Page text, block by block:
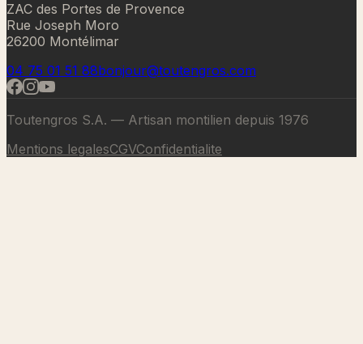
ZAC des Portes de Provence
Rue Joseph Moro
26200 Montélimar
04 75 01 51 88bonjour@toutengros.com
Toutengros S.A. — Artisan montilien depuis 1976
Mentions legalesCGVConfidentialite